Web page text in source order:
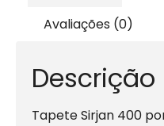
Avaliações (0)
Descrição
Tapete Sirjan 400